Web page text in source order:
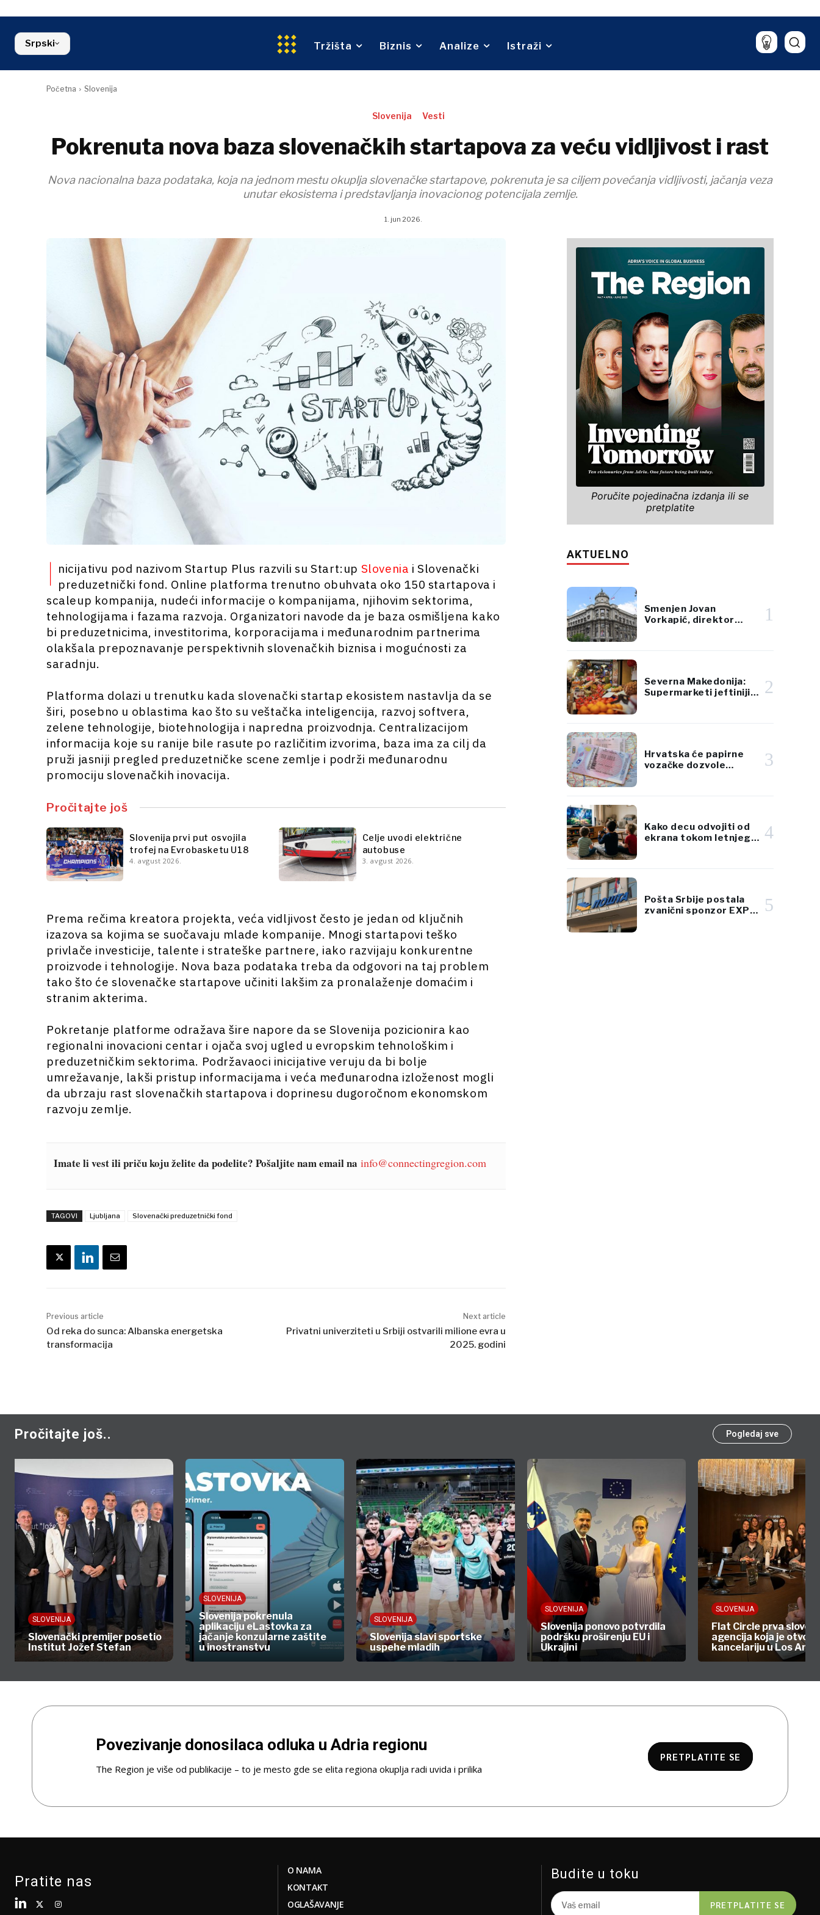
Severna Makedonija
Srbija
Građevinarstvo
Životna sredina
Tehnologija
Turizam
Pretplata
Srpski Tržišta Biznis Analize Istraži
Početna Slovenija
Slovenija Vesti
Pokrenuta nova baza slovenačkih startapova za veću vidljivost i rast
Nova nacionalna baza podataka, koja na jednom mestu okuplja slovenačke startapove, pokrenuta je sa ciljem povećanja vidljivosti, jačanja veza
unutar ekosistema i predstavljanja inovacionog potencijala zemlje.
1. jun 2026.
I nicijativu pod nazivom Startup Plus razvili su Start:up Slovenia i Slovenački
preduzetnički fond. Online platforma trenutno obuhvata oko 150 startapova i
scaleup kompanija, nudeći informacije o kompanijama, njihovim sektorima,
tehnologijama i fazama razvoja. Organizatori navode da je baza osmišljena kako
bi preduzetnicima, investitorima, korporacijama i međunarodnim partnerima
olakšala prepoznavanje perspektivnih slovenačkih biznisa i mogućnosti za
saradnju.
Platforma dolazi u trenutku kada slovenački startap ekosistem nastavlja da se
širi, posebno u oblastima kao što su veštačka inteligencija, razvoj softvera,
zelene tehnologije, biotehnologija i napredna proizvodnja. Centralizacijom
informacija koje su ranije bile rasute po različitim izvorima, baza ima za cilj da
pruži jasniji pregled preduzetničke scene zemlje i podrži međunarodnu
promociju slovenačkih inovacija.
Pročitajte još
Slovenija prvi put osvojila
trofej na Evrobasketu U18
4. avgust 2026.
Celje uvodi električne
autobuse
3. avgust 2026.
Prema rečima kreatora projekta, veća vidljivost često je jedan od ključnih
izazova sa kojima se suočavaju mlade kompanije. Mnogi startapovi teško
privlače investicije, talente i strateške partnere, iako razvijaju konkurentne
proizvode i tehnologije. Nova baza podataka treba da odgovori na taj problem
tako što će slovenačke startapove učiniti lakšim za pronalaženje domaćim i
stranim akterima.
Pokretanje platforme odražava šire napore da se Slovenija pozicionira kao
regionalni inovacioni centar i ojača svoj ugled u evropskim tehnološkim i
preduzetničkim sektorima. Podržavaoci inicijative veruju da bi bolje
umrežavanje, lakši pristup informacijama i veća međunarodna izloženost mogli
da ubrzaju rast slovenačkih startapova i doprinesu dugoročnom ekonomskom
razvoju zemlje.
Imate li vest ili priču koju želite da podelite? Pošaljite nam email na info@connectingregion.com
TAGOVI Ljubljana Slovenački preduzetnički fond
Previous article
Od reka do sunca: Albanska energetska
transformacija
Next article
Privatni univerziteti u Srbiji ostvarili milione evra u
2025. godini
Poručite pojedinačna izdanja ili se
pretplatite
AKTUELNO
Smenjen Jovan
Vorkapić, direktor
1
Severna Makedonija:
Supermarketi jeftiniji
2
Hrvatska će papirne
vozačke dozvole
3
Kako decu odvojiti od
ekrana tokom letnjeg
4
Pošta Srbije postala
zvanični sponzor EXPO
5
Pročitajte još.. Pogledaj sve
SLOVENIJA
Slovenački premijer posetio
Institut Jožef Stefan
SLOVENIJA
Slovenija pokrenula
aplikaciju eLastovka za
jačanje konzularne zaštite
u inostranstvu
SLOVENIJA
Slovenija slavi sportske
uspehe mladih
SLOVENIJA
Slovenija ponovo potvrdila
podršku proširenju EU i
Ukrajini
SLOVENIJA
Flat Circle prva
agencija koja je
kancelariju u Los
Povezivanje donosilaca odluka u Adria regionu
The Region je više od publikacije – to je mesto gde se elita regiona okuplja radi uvida i prilika
PRETPLATITE SE
Pratite nas
O NAMA
KONTAKT
OGLAŠAVANJE
Budite u toku
PRETPLATITE SE